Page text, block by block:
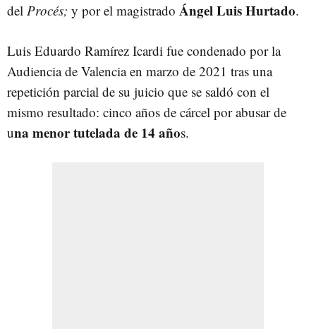
del Procés; y por el magistrado Ángel Luis Hurtado.
Luis Eduardo Ramírez Icardi fue condenado por la
Audiencia de Valencia en marzo de 2021 tras una
repetición parcial de su juicio que se saldó con el
mismo resultado: cinco años de cárcel por abusar de
una menor tutelada de 14 años.